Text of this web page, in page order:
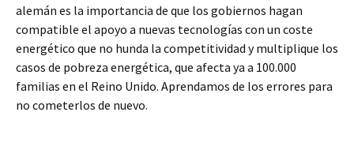
alemán es la importancia de que los gobiernos hagan
compatible el apoyo a nuevas tecnologías con un coste
energético que no hunda la competitividad y multiplique los
casos de pobreza energética, que afecta ya a 100.000
familias en el Reino Unido. Aprendamos de los errores para
no cometerlos de nuevo.